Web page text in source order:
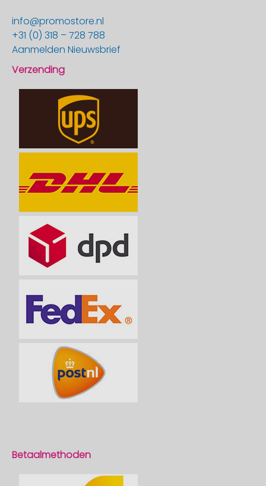
info@promostore.nl
+31 (0) 318 – 728 788
Aanmelden Nieuwsbrief
Verzending
Betaalmethoden